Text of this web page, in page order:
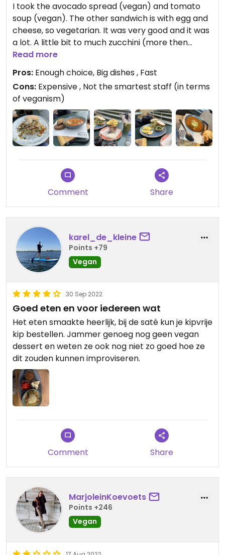
I took the avocado spread (vegan) and tomato
soup (vegan). The other sandwich is with egg and
cheese, so vegetarian. It was very good and it was
a lot. A little bit to much zucchini (more then
avocado) at the avocado spread. But it was still
Next update: we went back and order the same as
before and it was really good. Really good service
also.
Updated from previous review on 2022-10-02
Read more
Pros: Enough choice, Big dishes , Fast
Cons: Expensive , Not the smartest staff (in terms
of veganism)
Comment Share
karel_de_kleine
Points +79
Vegan
30 Sep 2022
Goed eten en voor iedereen wat
Het eten smaakte heerlijk, bij de saté kun je kipvrije
kip bestellen. Jammer genoeg nog geen vegan
dessert en weten ze ook nog niet zo goed hoe ze
dit zouden kunnen improviseren.
Comment Share
MarjoleinKoevoets
Points +246
Vegan